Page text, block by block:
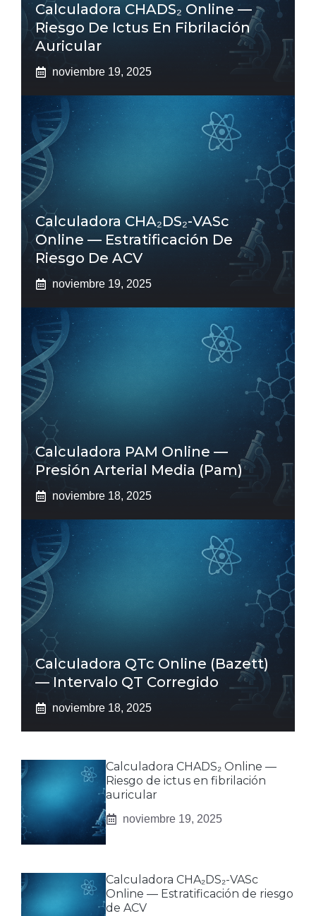
Calculadora CHADS₂ Online —
Riesgo De Ictus En Fibrilación
Auricular
noviembre 19, 2025
Calculadora CHA₂DS₂-VASc
Online — Estratificación De
Riesgo De ACV
noviembre 19, 2025
Calculadora PAM Online —
Presión Arterial Media (pam)
noviembre 18, 2025
Calculadora QTc Online (Bazett)
— Intervalo QT Corregido
noviembre 18, 2025
Calculadora CHADS₂ Online —
Riesgo de ictus en fibrilación
auricular
noviembre 19, 2025
Calculadora CHA₂DS₂-VASc
Online — Estratificación de riesgo
de ACV